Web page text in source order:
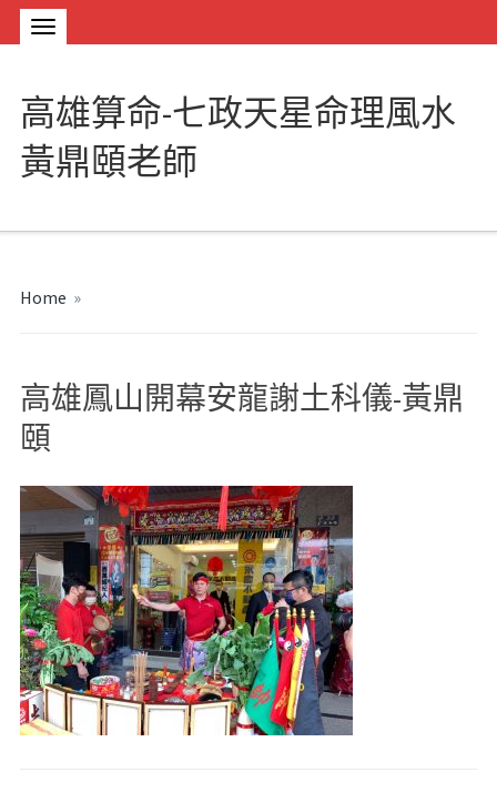
高雄算命-七政天星命理風水
黃鼎頤老師
Home »
高雄鳳山開幕安龍謝土科儀-黃鼎
頤